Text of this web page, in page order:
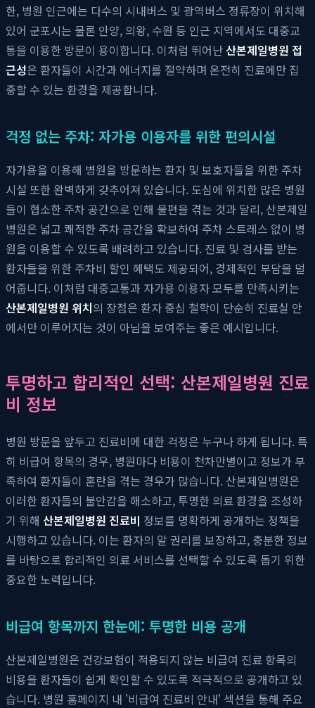
한, 병원 인근에는 다수의 시내버스 및 광역버스 정류장이 위치해
있어 군포시는 물론 안양, 의왕, 수원 등 인근 지역에서도 대중교
통을 이용한 방문이 용이합니다. 이처럼 뛰어난 산본제일병원 접
근성은 환자들이 시간과 에너지를 절약하며 온전히 진료에만 집
중할 수 있는 환경을 제공합니다.
걱정 없는 주차: 자가용 이용자를 위한 편의시설
자가용을 이용해 병원을 방문하는 환자 및 보호자들을 위한 주차
시설 또한 완벽하게 갖추어져 있습니다. 도심에 위치한 많은 병원
들이 협소한 주차 공간으로 인해 불편을 겪는 것과 달리, 산본제일
병원은 넓고 쾌적한 주차 공간을 확보하여 주차 스트레스 없이 병
원을 이용할 수 있도록 배려하고 있습니다. 진료 및 검사를 받는
환자들을 위한 주차비 할인 혜택도 제공되어, 경제적인 부담을 덜
어줍니다. 이처럼 대중교통과 자가용 이용자 모두를 만족시키는
산본제일병원 위치의 장점은 환자 중심 철학이 단순히 진료실 안
에서만 이루어지는 것이 아님을 보여주는 좋은 예시입니다.
투명하고 합리적인 선택: 산본제일병원 진료
비 정보
병원 방문을 앞두고 진료비에 대한 걱정은 누구나 하게 됩니다. 특
히 비급여 항목의 경우, 병원마다 비용이 천차만별이고 정보가 부
족하여 환자들이 혼란을 겪는 경우가 많습니다. 산본제일병원은
이러한 환자들의 불안감을 해소하고, 투명한 의료 환경을 조성하
기 위해 산본제일병원 진료비 정보를 명확하게 공개하는 정책을
시행하고 있습니다. 이는 환자의 알 권리를 보장하고, 충분한 정보
를 바탕으로 합리적인 의료 서비스를 선택할 수 있도록 돕기 위한
중요한 노력입니다.
비급여 항목까지 한눈에: 투명한 비용 공개
산본제일병원은 건강보험이 적용되지 않는 비급여 진료 항목의
비용을 환자들이 쉽게 확인할 수 있도록 적극적으로 공개하고 있
습니다. 병원 홈페이지 내 '비급여 진료비 안내' 섹션을 통해 주요